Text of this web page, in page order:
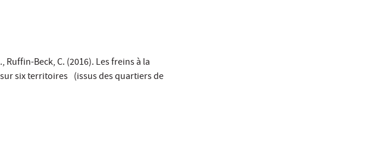
Ruffin-Beck, C. (2016). Les freins à la
six territoires (issus des quartiers de